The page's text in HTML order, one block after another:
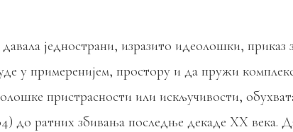
једнострани, изразито идеолошки,
у примеренијем, простору и да пружи
пристрасности или искључивости,
до ратних збивања последње декаде XX века.